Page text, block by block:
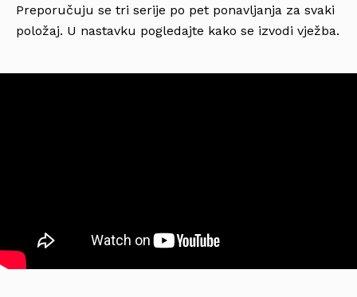
Preporučuju se tri serije po pet ponavljanja za svaki
položaj. U nastavku pogledajte kako se izvodi vježba.